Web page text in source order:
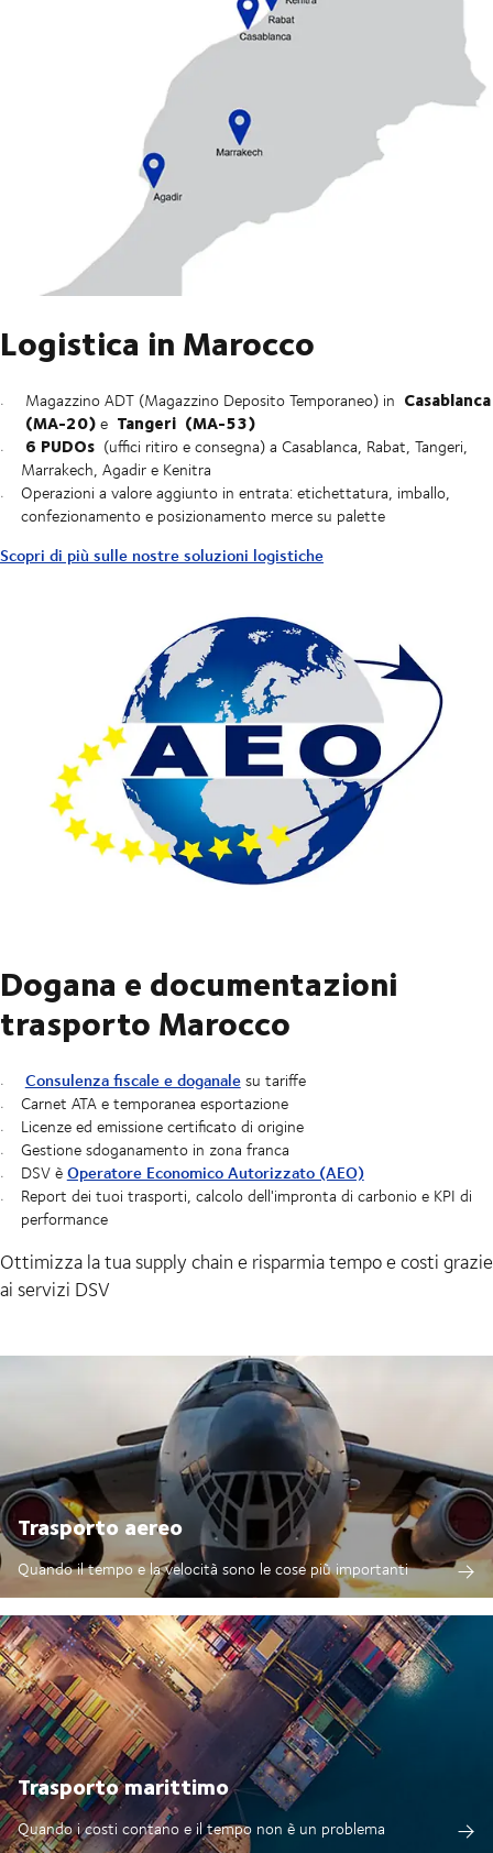
Logistica in Marocco
Magazzino ADT(Magazzino Deposito Temporaneo) in Casablanca
(MA-20)e Tangeri (MA-53)
6 PUDOs (uffici ritiro e consegna) a Casablanca, Rabat, Tangeri,
Marrakech, Agadir e Kenitra
Operazioni a valore aggiunto in entrata: etichettatura, imballo,
confezionamento e posizionamento merce su palette
Scopri di più sulle nostre soluzioni logistiche
Dogana e documentazioni
trasporto Marocco
Consulenza fiscale e doganalesu tariffe
Carnet ATA e temporanea esportazione
Licenze ed emissione certificato di origine
Gestione sdoganamento in zona franca
DSV èOperatore Economico Autorizzato (AEO)
Report dei tuoi trasporti, calcolo dell'impronta di carbonio e KPI di
performance
Ottimizza la tua supply chain e risparmia tempo e costi grazie
ai servizi DSV
Trasporto aereo
Quando il tempo e la velocità sono le cose più importanti
Trasporto marittimo
Quando i costi contano e il tempo non è un problema